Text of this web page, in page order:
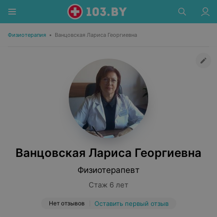
Физиотерапия • Ванцовская Лариса Георгиевна
Ванцовская Лариса Георгиевна
Физиотерапевт
Стаж 6 лет
Нет отзывов Оставить первый отзыв